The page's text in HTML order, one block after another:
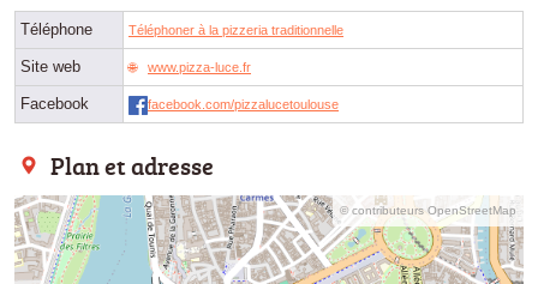
Téléphone Téléphoner à la pizzeria traditionnelle
Site web www.pizza-luce.fr
Facebook facebook.com/pizzalucetoulouse
Plan et adresse
© contributeurs OpenStreetMap